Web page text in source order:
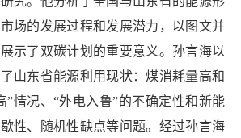
场的发展过程和发展潜力，以图文并
示了双碳计划的重要意义。孙言海以
山东省能源利用现状：煤消耗量高和
”情况、“外电入鲁”的不确定性和新能
性、随机性缺点等问题。经过孙言海